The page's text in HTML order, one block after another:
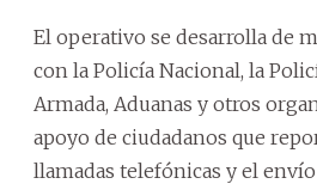
El operativo se desarrolla de
con la Policía Nacional, la
Armada, Aduanas y otros
apoyo de ciudadanos que
llamadas telefónicas y el